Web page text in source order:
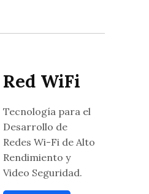
Red WiFi
Tecnología para el
Desarrollo de
Redes Wi-Fi de Alto
Rendimiento y
Video Seguridad.